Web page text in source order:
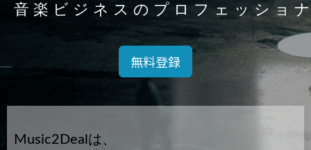
音楽ビジネスのプロフェッショ
無料登録
Music2Dealは、